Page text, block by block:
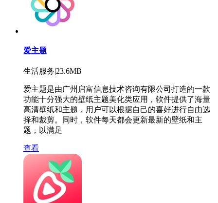
爱主题
生活服务|23.6MB
爱主题是由广州启富信息技术咨询有限公司打造的一款
功能十分强大的壁纸主题美化类应用，软件提供了海量
高清壁纸和主题，用户可以根据自己的喜好进行自由选
择和裁剪。同时，软件每天都会更新最新的壁纸和主
题，以满足
查看